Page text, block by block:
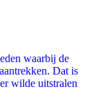
waarbij de
Dat is
wilde uitstralen